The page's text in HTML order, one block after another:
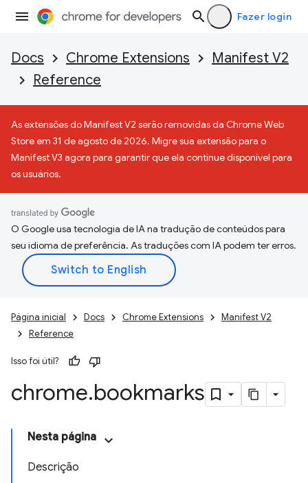
Fazer login
Docs Chrome Extensions
Manifest V2
Reference
As extensões do Manifest V2 serão removidas da Chrome Web
Store em 31 de agosto de 2026. Migre sua extensão para o
Manifest V3 agora para garantir que ela continue disponível para
os usuários.
O Google usa tecnologia de IA na tradução de conteúdos para
seu idioma de preferência. As traduções com IA podem ter erros.
Página inicial Docs Chrome Extensions
Manifest V2
Reference
Isso foi útil?
chrome.bookmarks
Nesta página
Descrição